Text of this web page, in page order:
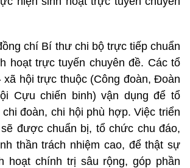
chí Bí thư chi bộ trực tiếp chuẩn
hoạt trực tuyến chuyên đề. Các tổ
hội trực thuộc (Công đoàn, Đoàn
Cựu chiến binh) vận dụng để tổ
đoàn, chi hội phù hợp. Việc triển
được chuẩn bị, tổ chức chu đáo,
thần trách nhiệm cao, để thật sự
hoạt chính trị sâu rộng, góp phần